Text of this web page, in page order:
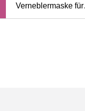
Verneblermaske für